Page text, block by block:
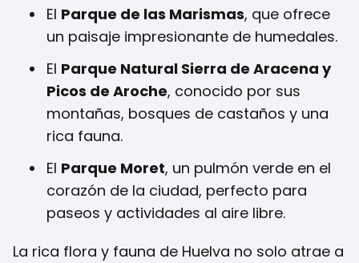
El Parque de las Marismas, que ofrece
un paisaje impresionante de humedales.
El Parque Natural Sierra de Aracena y
Picos de Aroche, conocido por sus
montañas, bosques de castaños y una
rica fauna.
El Parque Moret, un pulmón verde en el
corazón de la ciudad, perfecto para
paseos y actividades al aire libre.
La rica flora y fauna de Huelva no solo atrae a